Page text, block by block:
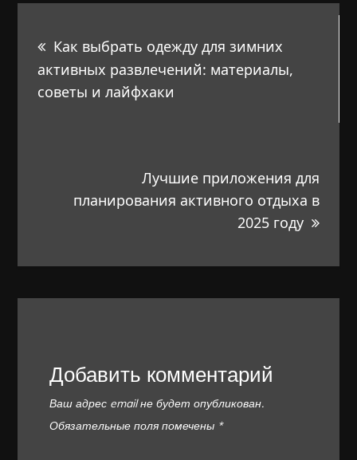
по
записям
Как выбрать одежду для зимних
активных развлечений: материалы,
советы и лайфхаки
Лучшие приложения для
планирования активного отдыха в
2025 году
Добавить комментарий
Ваш адрес email не будет опубликован.
Обязательные поля помечены *